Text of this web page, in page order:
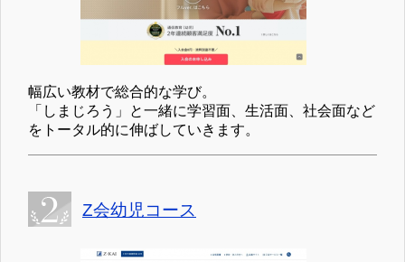
幅広い教材で総合的な学び。
「しまじろう」と一緒に学習面、生活面、社会面など
をトータル的に伸ばしていきます。
Z会幼児コース